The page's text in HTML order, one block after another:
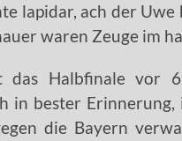
lapidar, ach der
waren Zeuge im
das Halbfinale vor
in bester
die Bayern